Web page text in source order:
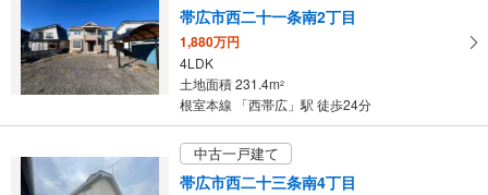
す
る
帯広市西二十一条南2丁目
1,880万円
4LDK
土地面積 231.4m2
根室本線 「西帯広」駅 徒歩24分
中古一戸建て
帯広市西二十三条南4丁目